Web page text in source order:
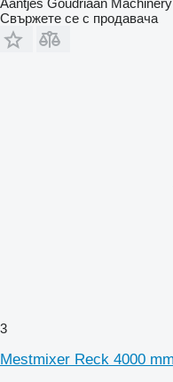
Свържете се с продавача
3
Mestmixer Reck 4000